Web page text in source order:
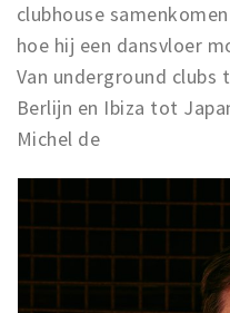
clubhouse
hoe hij een dansvloer
Van underground
Berlijn en Ibiza tot
Michel de